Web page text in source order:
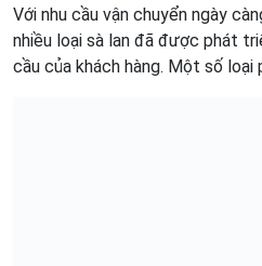
Với nhu cầu vận chuyển ngày
nhiều loại sà lan đã được phát
cầu của khách hàng. Một số loại